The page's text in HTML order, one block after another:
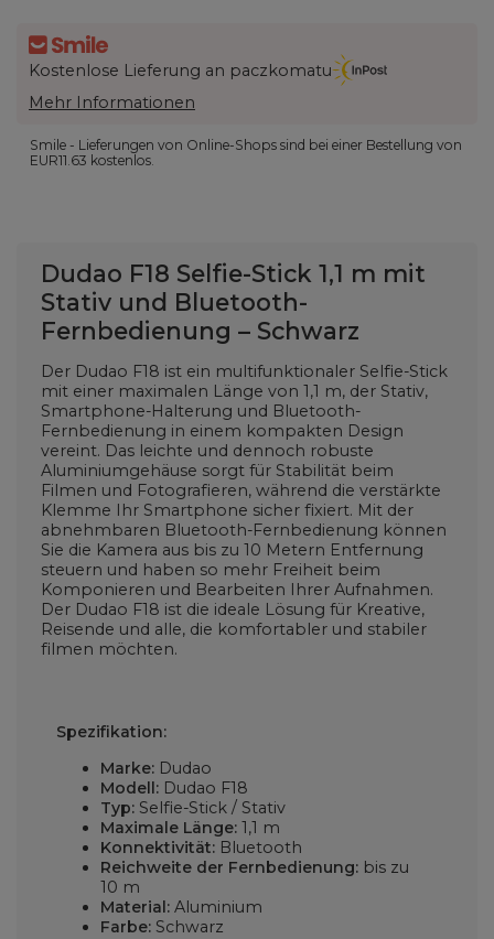
Kostenlose Lieferung an paczkomatu
Mehr Informationen
Smile - Lieferungen von Online-Shops sind bei einer Bestellung von
EUR11.63 kostenlos.
Dudao F18 Selfie-Stick 1,1 m mit
Stativ und Bluetooth-
Fernbedienung – Schwarz
Der Dudao F18 ist ein multifunktionaler Selfie-Stick
mit einer maximalen Länge von 1,1 m, der Stativ,
Smartphone-Halterung und Bluetooth-
Fernbedienung in einem kompakten Design
vereint. Das leichte und dennoch robuste
Aluminiumgehäuse sorgt für Stabilität beim
Filmen und Fotografieren, während die verstärkte
Klemme Ihr Smartphone sicher fixiert. Mit der
abnehmbaren Bluetooth-Fernbedienung können
Sie die Kamera aus bis zu 10 Metern Entfernung
steuern und haben so mehr Freiheit beim
Komponieren und Bearbeiten Ihrer Aufnahmen.
Der Dudao F18 ist die ideale Lösung für Kreative,
Reisende und alle, die komfortabler und stabiler
filmen möchten.
Spezifikation:
Marke: Dudao
Modell: Dudao F18
Typ: Selfie-Stick / Stativ
Maximale Länge: 1,1 m
Konnektivität: Bluetooth
Reichweite der Fernbedienung: bis zu
10 m
Material: Aluminium
Farbe: Schwarz